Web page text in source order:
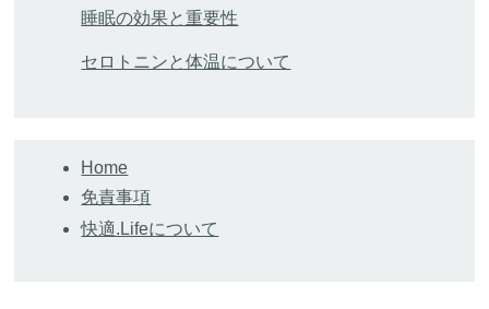
睡眠の効果と重要性
セロトニンと体温について
Home
免責事項
快適.Lifeについて